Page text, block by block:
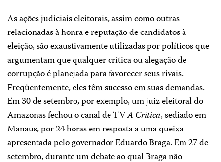
As ações judiciais eleitorais, assim como outras
relacionadas à honra e reputação de candidatos à
eleição, são exaustivamente utilizadas por políticos que
argumentam que qualquer crítica ou alegação de
corrupção é planejada para favorecer seus rivais.
Freqüentemente, eles têm sucesso em suas demandas.
Em 30 de setembro, por exemplo, um juiz eleitoral do
Amazonas fechou o canal de TVA Crítica, sediado em
Manaus, por 24 horas em resposta a uma queixa
apresentada pelo governador Eduardo Braga. Em 27 de
setembro, durante um debate ao qual Braga não